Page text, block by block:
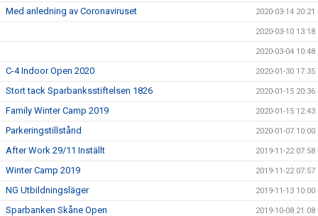
Med anledning av Coronaviruset 2020-03-14 20:21
2020-03-10 13:18
2020-03-04 10:48
C-4 Indoor Open 2020 2020-01-30 17:35
Stort tack Sparbanksstiftelsen 1826 2020-01-15 20:36
Family Winter Camp 2019 2020-01-15 12:43
Parkeringstillstånd 2020-01-07 10:00
After Work 29/11 Inställt 2019-11-22 07:58
Winter Camp 2019 2019-11-22 07:57
NG Utbildningsläger 2019-11-13 10:00
Sparbanken Skåne Open 2019-10-08 21:08